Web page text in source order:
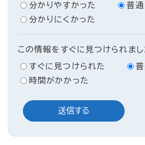
分かりやすかった
普通
分かりにくかった
この情報をすぐに見つけられまし
すぐに見つけられた
時間がかかった